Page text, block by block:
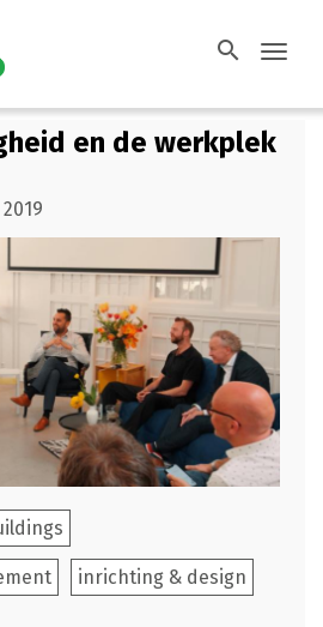
search
en de werkplek
inrichting & design